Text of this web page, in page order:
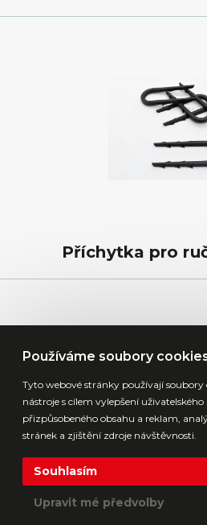
Používáme soubory
Tyto webové stránky používají soubory
nástroje s cílem vylepšení
přizpůsobeného obsahu a reklam,
stránek a zjištění zdroje návštěvnosti.
Souhlasím
Upravit mé předvolby
Příchytka pro
Lubrikant pro